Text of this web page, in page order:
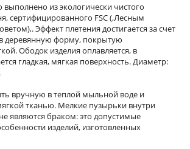
из экологически чистого
сертифицированного FSC (,Лесным
Эффект плетения достигается за счет
деревянную форму, покрытую
Ободок изделия оплавляется, в
гладкая, мягкая поверхность. Диаметр:
вручную в теплой мыльной воде и
тканью. Мелкие пузырьки внутри
являются браком: это допустимые
изделий, изготовленных